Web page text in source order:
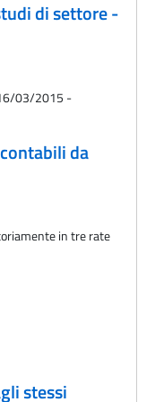
di settore -
16/03/2015 -
da
in tre rate
stessi